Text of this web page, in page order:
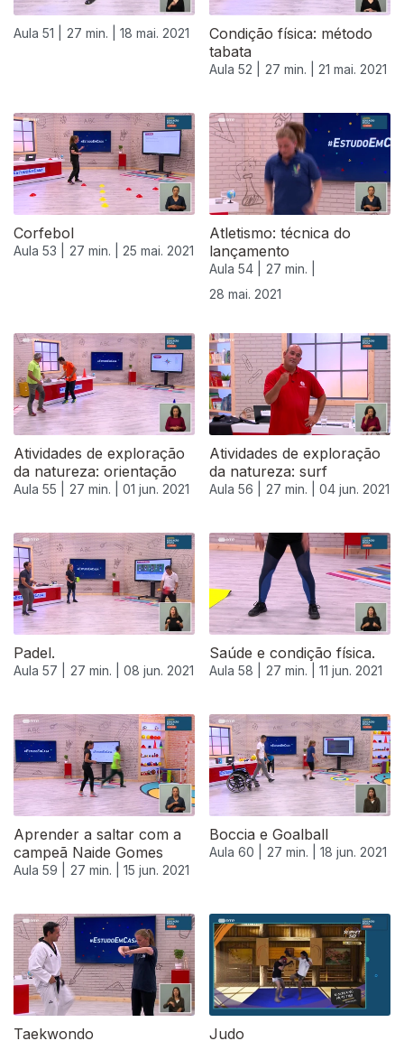
Aula 51 | 27 min. | 18 mai. 2021
Condição física: método
tabata
Aula 52 | 27 min. | 21 mai. 2021
Corfebol
Aula 53 | 27 min. | 25 mai. 2021
Atletismo: técnica do
lançamento
Aula 54 |
27 min. |
28 mai. 2021
Atividades de exploração
da natureza: orientação
Aula 55 | 27 min. | 01 jun. 2021
Atividades de exploração
da natureza: surf
Aula 56 | 27 min. | 04 jun. 2021
Padel.
Aula 57 | 27 min. | 08 jun. 2021
Saúde e condição física.
Aula 58 | 27 min. | 11 jun. 2021
Aprender a saltar com a
campeã Naide Gomes
Aula 59 | 27 min. | 15 jun. 2021
Boccia e Goalball
Aula 60 | 27 min. | 18 jun. 2021
551937
Taekwondo Judo